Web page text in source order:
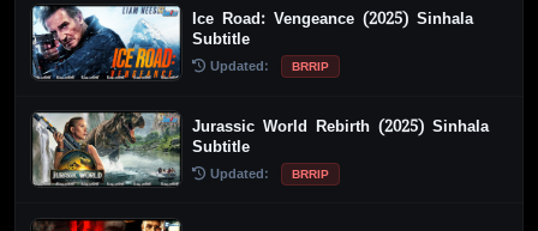
Ice Road: Vengeance (2025) Sinhala
Subtitle
Updated: BRRIP
Jurassic World Rebirth (2025) Sinhala
Subtitle
Updated: BRRIP